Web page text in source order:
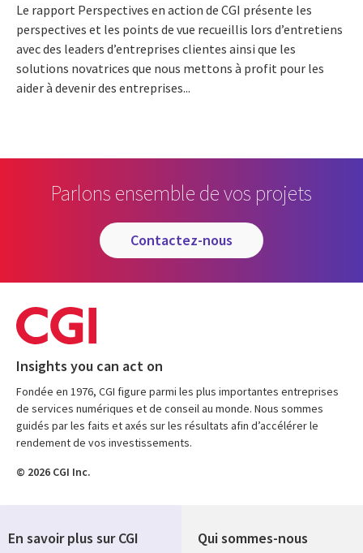
Le rapport Perspectives en action de CGI présente les
perspectives et les points de vue recueillis lors d’entretiens
avec des leaders d’entreprises clientes ainsi que les
solutions novatrices que nous mettons à profit pour les
aider à devenir des entreprises...
Parlons ensemble de vos projets
contactez-nous
Insights you can act on
Fondée en 1976, CGI figure parmi les plus importantes entreprises
de services numériques et de conseil au monde. Nous sommes
guidés par les faits et axés sur les résultats afin d’accélérer le
rendement de vos investissements.
© 2026 CGI Inc.
Qui sommes-nous
En savoir plus sur CGI